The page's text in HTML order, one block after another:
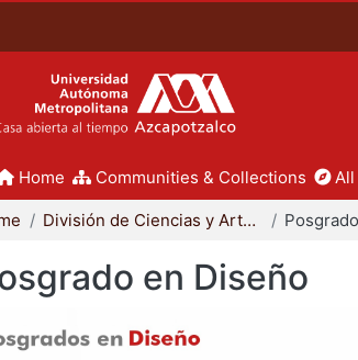
Home Communities & Collections
División de Ciencias y Artes para el Diseño
en Diseño